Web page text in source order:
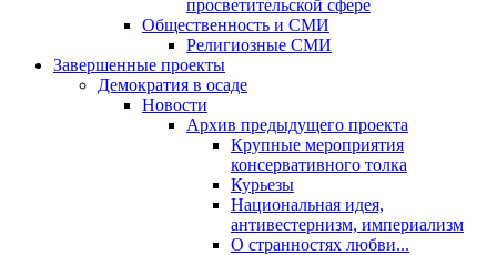
просветительской сфере
Общественность и СМИ
Религиозные СМИ
Завершенные проекты
Демократия в осаде
Новости
Архив предыдущего проекта
Крупные мероприятия
консервативного толка
Курьезы
Национальная идея,
антивестернизм, империализм
О странностях любви...